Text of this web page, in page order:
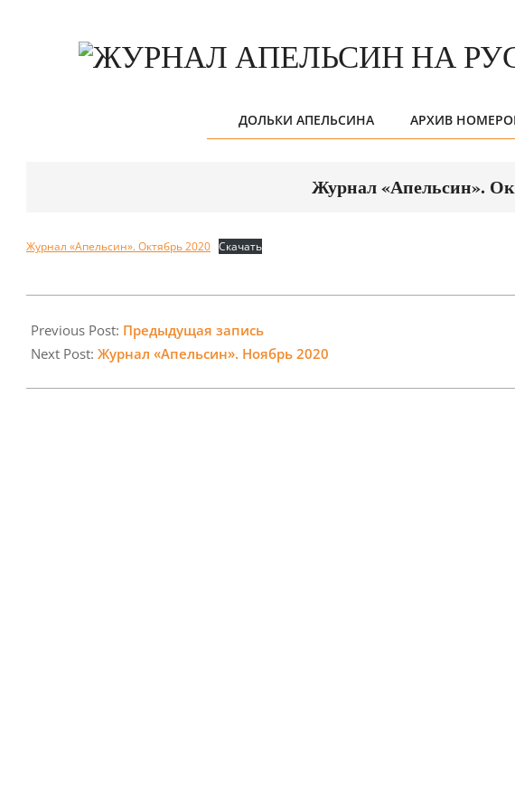
ДОЛЬКИ АПЕЛЬСИНА АРХИВ
Журнал «Апельсин».
Журнал «Апельсин». Октябрь 2020 Скачать
09-
28
Previous Post: Предыдущая запись
Next Post: Журнал «Апельсин». Ноябрь 2020